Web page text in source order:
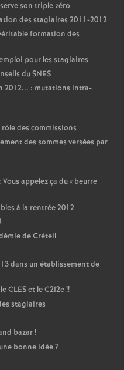
son triple zéro
des stagiaires 2011-2012
formation des
pour les stagiaires
duSNES
2012... : mutations intra-
des commissions
des sommes versées par
appelez ça du « beurre
à la rentrée 2012
de Créteil
dans un établissement de
CLESet le C2I2e!!
stagiaires
bazar!
bonne idée?